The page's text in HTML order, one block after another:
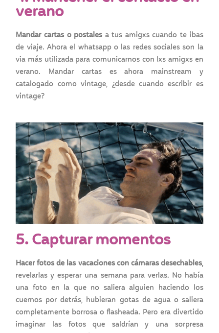
verano
Mandar cartas o postales a tus amigxs cuando te ibas
de viaje. Ahora el whatsapp o las redes sociales son la
via más utilizada para comunicarnos con lxs amigxs en
verano. Mandar cartas es ahora mainstream y
catalogado como vintage, ¿desde cuando escribir es
vintage?
5. Capturar momentos
Hacer fotos de las vacaciones con cámaras desechables,
revelarlas y esperar una semana para verlas. No había
una foto en la que no saliera alguien haciendo los
cuernos por detrás, hubieran gotas de agua o saliera
completamente borrosa o flasheada. Pero era divertido
imaginar las fotos que saldrían y una sorpresa